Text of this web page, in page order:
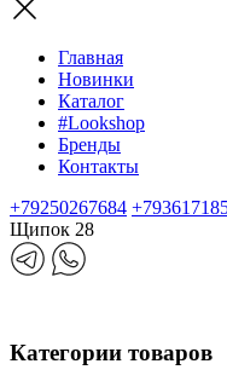
Главная
Новинки
Каталог
#Lookshop
Бренды
Контакты
+79250267684
Щипок 28
Категории товаров